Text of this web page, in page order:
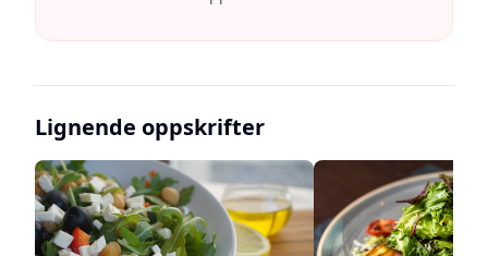
Lignende oppskrifter